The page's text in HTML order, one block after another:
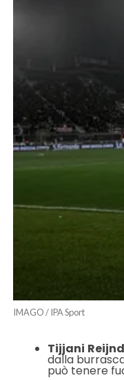
IMAGO / IPA Sport
Tijjani
dalla
può tenere